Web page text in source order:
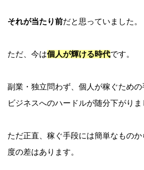
それが当たり前だと思っていました。
ただ、今は個人が輝ける時代です。
副業・独立問わず、個人が稼ぐための
ビジネスへのハードルが随分下がりま
ただ正直、稼ぐ手段には簡単なもの
度の差はあります。